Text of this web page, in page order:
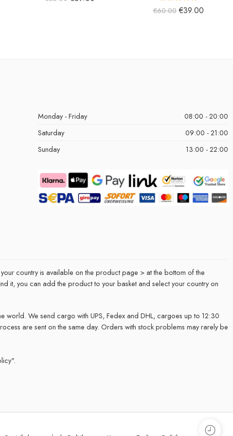
5 üzerinden
5.00oy aldı
€60.00 €39.00
Monday - Friday
08:00 - 20:00
Saturday
09:00 - 21:00
Sunday
13:00 - 22:00
country is available on the product page > at the bottom of the
it, you can add the product to your basket and select your country on
world. We send cargo with UPS, Fedex and DHL, cargoes up to 12:30
are sent on the same day. Orders with stock problems may rarely be
.